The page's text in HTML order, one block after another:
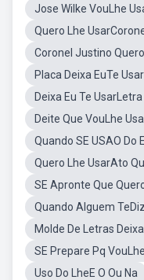
Jose Wilke VouLhe
Quero Lhe
Coronel Justino
Placa Deixa EuTe
Deixa Eu Te
Deite Que VouLhe
Quando SE USAO Do
Quero Lhe UsarAto
SE Apronte Que
Quando Alguem
Molde De Letras
SE Prepare Pq
Uso Do LheE O Ou Na